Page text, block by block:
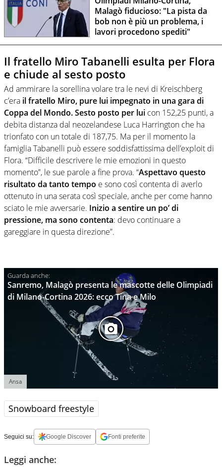
Malagò fiducioso: "La pista da
bob non è più un problema, i
lavori procedono spediti"
Il fratello Miro Tabanelli esulta per Flora
e chiude al sesto posto
Ad ammirare la sorellina volare tra le nevi di Kreischberg
c’era il fratello Miro, pure lui impegnato in una gara di
Coppa del Mondo. Sesto posto per lui con 152,25 punti, a
debita distanza dal neozelandese Luca Harrington che ha
trionfato con un totale di 187,75. Ma per il momento la
famiglia Tabanelli può essere soddisfattissima dell’exploit di
Flora. “Difficile descrivere le mie emozioni in questo
momento”, le sue parole a fine prova. “Aspettavo questo
risultato da tanto tempo e sono così contenta di averlo
ottenuto in una serata così speciale, anche per come hanno
sciato le mie avversarie. Inizio a sentire un po’ di
pressione, ma sono contenta: devo continuare a
gareggiare in questa direzione”.
Sanremo, Malagò presenta le mascotte delle Olimpiadi
di Milano-Cortina 2026: ecco Tina e Milo
Ansa
Snowboard freestyle
Seguici su: Google Discover Fonti preferite
Leggi anche: